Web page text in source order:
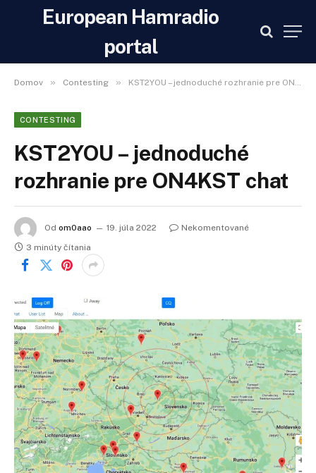
European Hamradio
portal
Domov » Contesting » KST2YOU – jednoduché rozhranie pre ON4KST chat
CONTESTING
KST2YOU – jednoduché
rozhranie pre ON4KST chat
Od om0aao 19. júla 2022
Nekomentované
3 minúty čítania